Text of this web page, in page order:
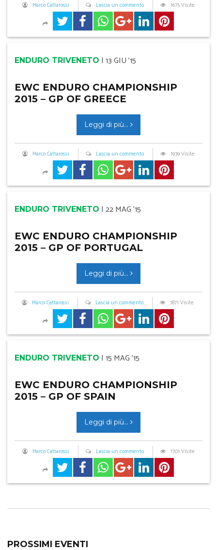
Marco Cattarossi Lascia un commento 1675 Visite
ENDURO TRIVENETO | 13 GIU '15
EWC ENDURO CHAMPIONSHIP
2015 – GP OF GREECE
Leggi di più...
Marco Cattarossi Lascia un commento 1939 Visite
ENDURO TRIVENETO | 22 MAG '15
EWC ENDURO CHAMPIONSHIP
2015 – GP OF PORTUGAL
Leggi di più...
Marco Cattarossi Lascia un commento 1871 Visite
ENDURO TRIVENETO | 15 MAG '15
EWC ENDURO CHAMPIONSHIP
2015 – GP OF SPAIN
Leggi di più...
Marco Cattarossi Lascia un commento 1701 Visite
PROSSIMI EVENTI